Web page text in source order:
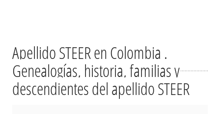
Apellido STEER en Colombia .
Genealogías, historia, familias y
descendientes del apellido STEER